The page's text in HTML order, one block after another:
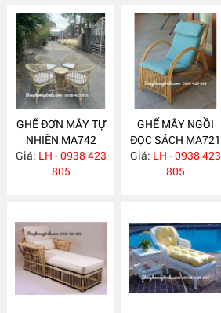
GHẾ ĐƠN MÂY TỰ
NHIÊN MA742
Giá: LH - 0938 423
805
GHẾ MÂY NGỒI
ĐỌC SÁCH MA721
Giá: LH - 0938 423
805